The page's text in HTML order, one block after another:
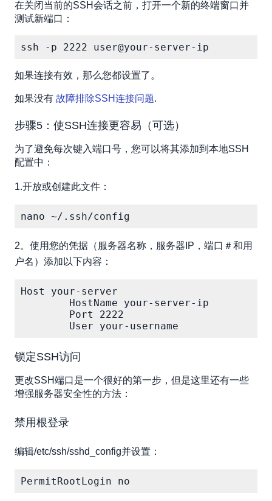
在关闭当前的SSH会话之前，打开一个新的终端窗口并
测试新端口：
ssh -p 2222 user@your-server-ip
如果连接有效，那么您都设置了。
如果没有 故障排除SSH连接问题.
步骤5：使SSH连接更容易（可选）
为了避免每次键入端口号，您可以将其添加到本地SSH
配置中：
1.开放或创建此文件：
nano ~/.ssh/config
2。使用您的凭据（服务器名称，服务器IP，端口＃和用
户名）添加以下内容：
Host your-server
	User your-username
锁定SSH访问
更改SSH端口是一个很好的第一步，但是这里还有一些
增强服务器安全性的方法：
禁用根登录
编辑/etc/ssh/sshd_config并设置：
PermitRootLogin no